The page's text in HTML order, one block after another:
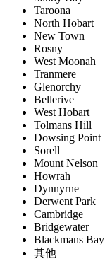
Taroona
North Hobart
New Town
Rosny
West Moonah
Tranmere
Glenorchy
Bellerive
West Hobart
Tolmans Hill
Dowsing Point
Sorell
Mount Nelson
Howrah
Dynnyrne
Derwent Park
Cambridge
Bridgewater
Blackmans Bay
其他